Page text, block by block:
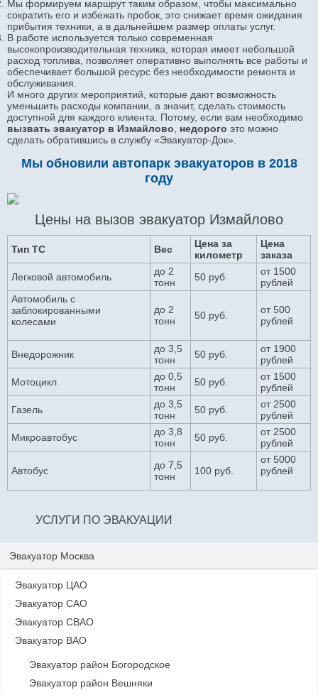
Мы формируем маршрут таким образом, чтобы максимально
сократить его и избежать пробок, это снижает время ожидания
прибытия техники, а в дальнейшем размер оплаты услуг.
В работе используется только современная
высокопроизводительная техника, которая имеет небольшой
расход топлива, позволяет оперативно выполнять все работы и
обеспечивает большой ресурс без необходимости ремонта и
обслуживания.
И много других мероприятий, которые дают возможность
уменьшить расходы компании, а значит, сделать стоимость
доступной для каждого клиента. Потому, если вам необходимо
вызвать эвакуатор в Измайлово
недорого это можно
сделать обратившись в службу «Эвакуатор-Док».
Мы обновили автопарк эвакуаторов в 2018
году
Цены на вызов эвакуатор Измайлово
Тип ТС Вес
Цена за
километр
Цена
заказа
Легковой автомобиль
до 2
тонн
50 руб.
от 1500
рублей
Автомобиль с
заблокированными
колесами
до 2
тонн
50 руб.
от 500
рублей
Внедорожник
до 3,5
тонн
50 руб.
от 1900
рублей
Мотоцикл
до 0,5
тонн
50 руб.
от 1500
рублей
Газель
до 3,5
тонн
50 руб.
от 2500
рублей
Микроавтобус
до 3,8
тонн
50 руб.
от 2500
рублей
Автобус
до 7,5
тонн
100 руб.
от 5000
рублей
УСЛУГИ ПО ЭВАКУАЦИИ
Эвакуатор Москва
Эвакуатор ЦАО
Эвакуатор САО
Эвакуатор СВАО
Эвакуатор ВАО
Эвакуатор район Богородское
Эвакуатор район Вешняки